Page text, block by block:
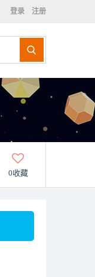
登录 注册
0收藏